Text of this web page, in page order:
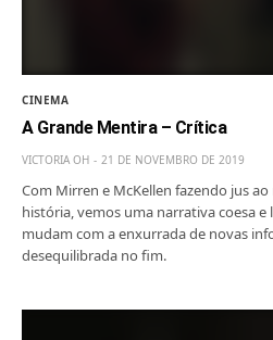
CINEMA
A Grande Mentira – Crítica
VICTORIA OH 21 DE NOVEMBRO DE 2019
Com Mirren e McKellen fazendo jus
história, vemos uma narrativa coesa e
mudam com a enxurrada de novas
desequilibrada no fim.